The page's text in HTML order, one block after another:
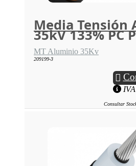
Media Tensión
35kV 133% PC
MT Aluminio 35Kv
209199-3
IVA
Consultar